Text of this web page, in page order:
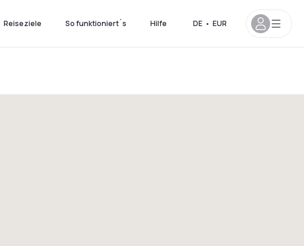
Reiseziele So funktioniert´s Hilfe DE • EUR